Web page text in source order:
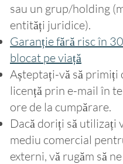
sau un grup/holding
entități juridice).
Garanție fără risc în
blocat pe viață
Așteptați-vă să primiți
licență prin e-mail în
ore de la cumpărare.
Dacă doriți să utilizați
mediu comercial
externi, vă rugăm să